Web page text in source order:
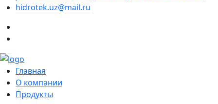
hidrotek.uz@mail.ru
Главная
О компании
Продукты